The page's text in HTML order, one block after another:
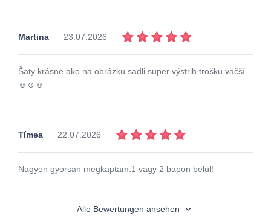
Martina 23.07.2026
Šaty krásne ako na obrázku sadli super výstrih trošku väčší
☺️☺️☺️
Tímea 22.07.2026
Nagyon gyorsan megkaptam.1 vagy 2 bapon belül!
Alle Bewertungen ansehen